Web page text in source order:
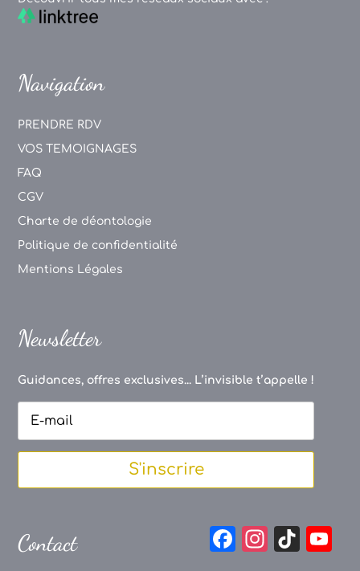
Navigation
PRENDRE RDV
VOS TEMOIGNAGES
FAQ
CGV
Charte de déontologie
Politique de confidentialité
Mentions Légales
Newsletter
Guidances, offres exclusives... L’invisible t’appelle !
S'inscrire
Contact
F
In Ti